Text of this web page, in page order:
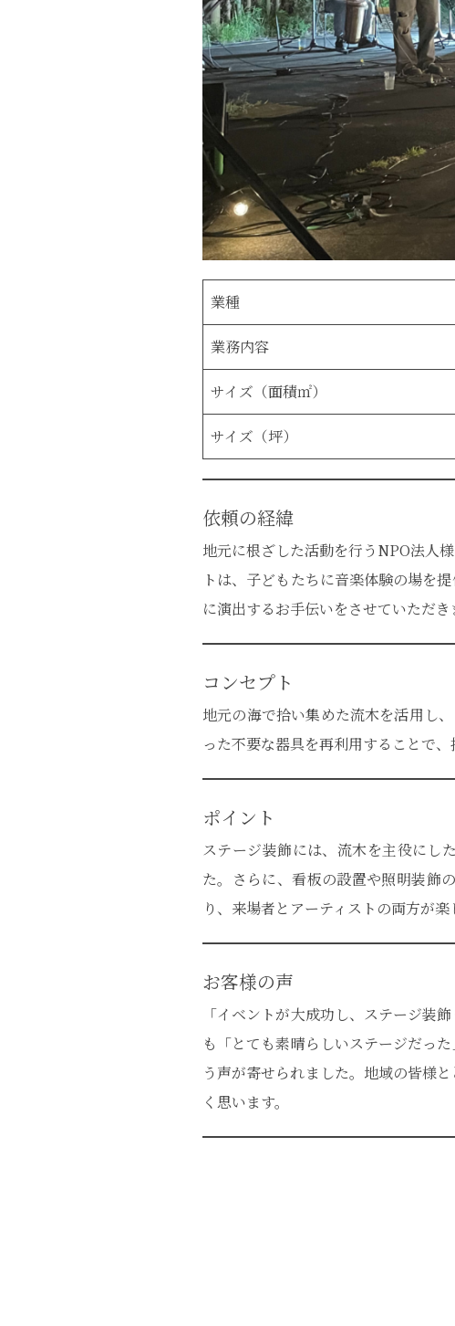
業種
業務内容
サイズ（面積㎡）
サイズ（坪）
依頼の経緯
地元に根ざした活動を行うNPO法人
トは、子どもたちに音楽体験の場を
に演出するお手伝いをさせていただき
コンセプト
地元の海で拾い集めた流木を活用し
った不要な器具を再利用することで
ポイント
ステージ装飾には、流木を主役にし
た。さらに、看板の設置や照明装飾
り、来場者とアーティストの両方が楽
お客様の声
「イベントが大成功し、ステージ装
も「とても素晴らしいステージだっ
う声が寄せられました。地域の皆様
く思います。